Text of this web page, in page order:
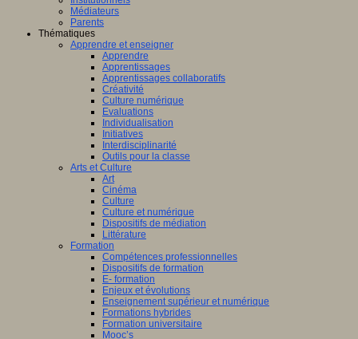
Médiateurs
Parents
Thématiques
Apprendre et enseigner
Apprendre
Apprentissages
Apprentissages collaboratifs
Créativité
Culture numérique
Evaluations
Individualisation
Initiatives
Interdisciplinarité
Outils pour la classe
Arts et Culture
Art
Cinéma
Culture
Culture et numérique
Dispositifs de médiation
Littérature
Formation
Compétences professionnelles
Dispositifs de formation
E- formation
Enjeux et évolutions
Enseignement supérieur et numérique
Formations hybrides
Formation universitaire
Mooc’s